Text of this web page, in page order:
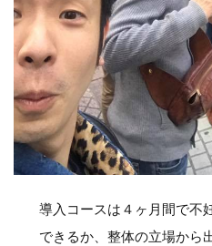
導入コースは４ヶ月間で不
できるか、整体の立場から